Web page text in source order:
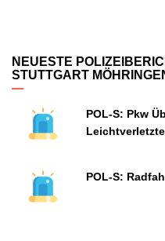
NEUESTE
STUTTGART
POL-S: Pkw
Leichtverletzte
POL-S: